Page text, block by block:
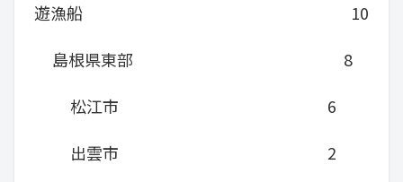
遊漁船
10
島根県東部
8
松江市
6
出雲市
2